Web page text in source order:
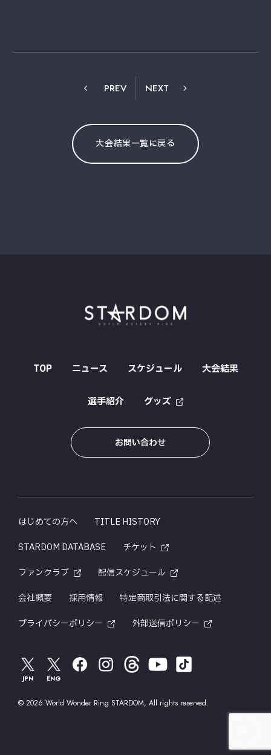
PREV NEXT
大会結果一覧に戻る
TOP ニュース スケジュール 大会結果
選手紹介 グッズ
お問い合わせ
はじめての方へ
TITLE HISTORY
STARDOM DATABASE
チケット
ファンクラブ
配信スケジュール
会社概要
採用情報
特定商取引法に関する記述
プライバシーポリシー
外部送信ポリシー
JPN ENG
© 2026 World Wonder Ring STARDOM, All rights reserved.